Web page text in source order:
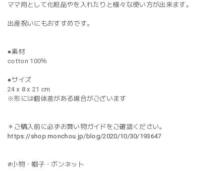
ママ用として化粧品やを入れたりと様々な使い方が出来ます。
出産祝いにもおすすめです。
●素材
cotton 100％
●サイズ
24 x 8 x 21 cm
※形には個体差がある場合がございます
＊ご購入前に必ずお買い物ガイドをご確認ください。
https://shop.monchou.jp/blog/2020/10/30/193647
#小物・帽子・ボンネット